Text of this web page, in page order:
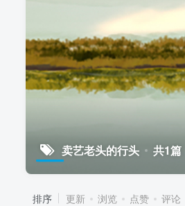
卖艺老头的行头 共1篇
排序 更新 浏览 点赞 评论